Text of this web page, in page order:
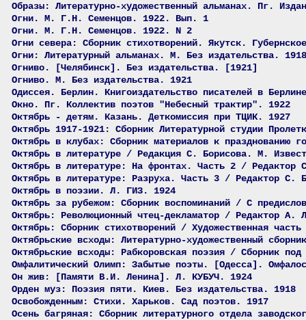
Образы: Литературно-художественный альманах. Пг.
Огни. М. Г.Н. Семенцов. 1922. Вып. 1
Огни. М. Г.Н. Семенцов. 1922. N 2
Огни севера: Сборник стихотворений. Якутск.
Огни: Литературный альманах. М. Без издательства. 1918
Огниво. [Челябинск]. Без издательства. [1921]
Огниво. М. Без издательства. 1921
Одиссея. Берлин. Книгоиздательство писателей в
Окно. Пг. Коллектив поэтов "Небесный трактир". 1922
Октябрь - детям. Казань. Деткомиссия при ТЦИК. 1927
Октябрь 1917-1921: Сборник Литературной студии
Октябрь в клубах: Сборник материалов к празднованию
Октябрь в литературе / Редакция С. Борисова. М.
Октябрь в литературе: На фронтах. Часть 2 /
Октябрь в литературе: Разруха. Часть 3 / Редактор С.
Октябрь в поэзии. Л. ГИЗ. 1924
Октябрь за рубежом: Сборник воспоминаний / С
Октябрь: Революционный чтец-декламатор / Редактор А.
Октябрь: Сборник стихотворений / Художественная
Октябрьские всходы: Литературно-художественный
Октябрьские всходы: Рабкоровская поэзия / Сборник
Омфалитический Олимп: Забытые поэты. [Одесса].
Он жив: [Памяти В.И. Ленина]. Л. КУБУЧ. 1924
Орден муз: Поэзия пяти. Киев. Без издательства. 1918
Освобожденным: Стихи. Харьков. Сад поэтов. 1917
Осень багряная: Сборник литературного отдела